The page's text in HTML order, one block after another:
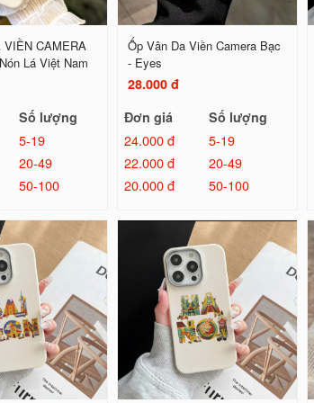
VIỀN CAMERA
Lá Việt Nam
Số lượng
5-19
20-49
50-100
Ốp Vân Da Viền Camera Bạc
- Eyes
28.000 đ
Đơn giá
Số lượng
24.000 đ
5-19
22.000 đ
20-49
20.000 đ
50-100